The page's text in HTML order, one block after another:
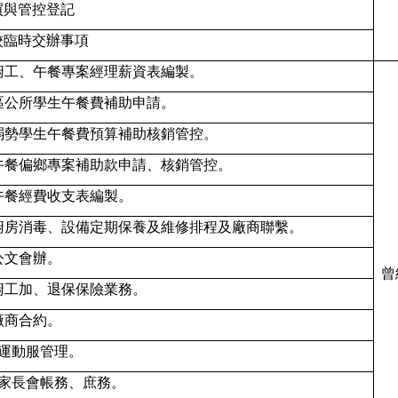
管控登記
時交辦事項
工、午餐專案經理薪資表編製。
公所學生午餐費補助申請。
勢學生午餐費預算補助核銷管控。
餐偏鄉專案補助款申請、核銷管控。
餐經費收支表編製。
房消毒、設備定期保養及維修排程及廠商聯繫。
文會辦。
工加、退保保險業務。
商合約。
動服管理。
長會帳務、庶務。